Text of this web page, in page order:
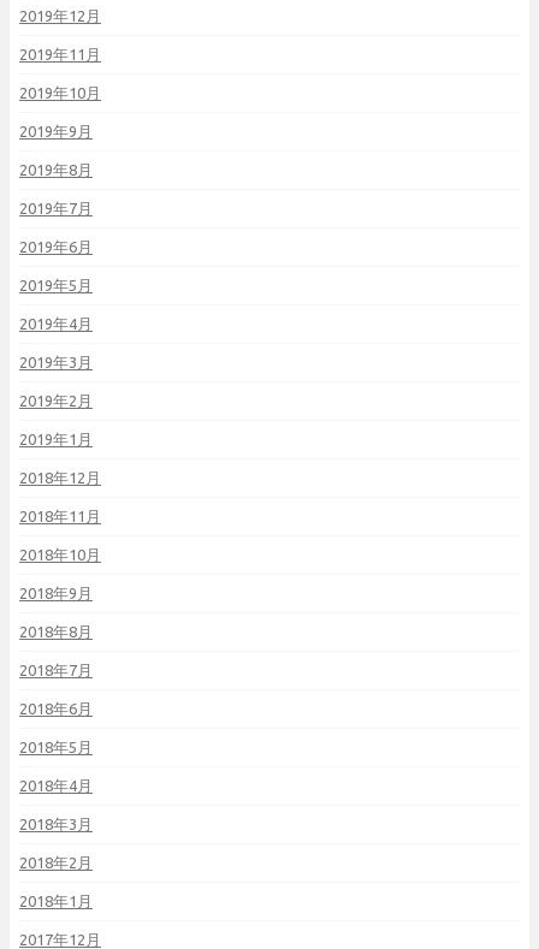
2019年12月
2019年11月
2019年10月
2019年9月
2019年8月
2019年7月
2019年6月
2019年5月
2019年4月
2019年3月
2019年2月
2019年1月
2018年12月
2018年11月
2018年10月
2018年9月
2018年8月
2018年7月
2018年6月
2018年5月
2018年4月
2018年3月
2018年2月
2018年1月
2017年12月